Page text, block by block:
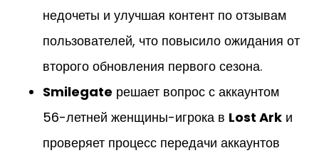
недочеты и улучшая контент по отзывам
пользователей, что повысило ожидания от
второго обновления первого сезона.
Smilegate решает вопрос с аккаунтом
56-летней женщины-игрока в Lost Ark и
проверяет процесс передачи аккаунтов